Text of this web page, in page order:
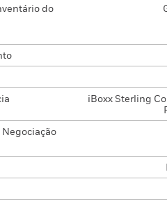
do
iBoxx Sterling
Negociação